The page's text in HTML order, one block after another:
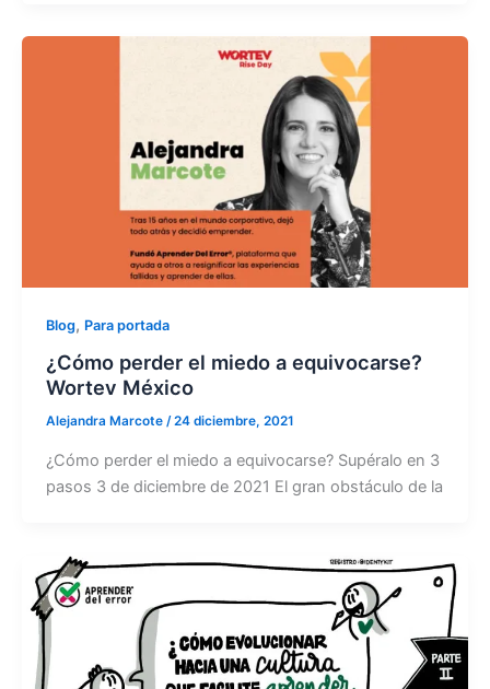
Blog, Para portada
¿Cómo perder el miedo a equivocarse?
Wortev México
Alejandra Marcote /24 diciembre, 2021
¿Cómo perder el miedo a equivocarse? Supéralo en 3
pasos 3 de diciembre de 2021 El gran obstáculo de la